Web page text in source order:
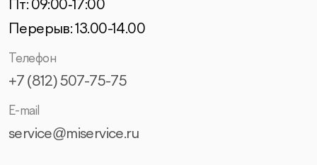
Пт: 09:00‑17:00
Перерыв: 13.00-14.00
Телефон
+7 (812) 507-75-75
E-mail
service@miservice.ru